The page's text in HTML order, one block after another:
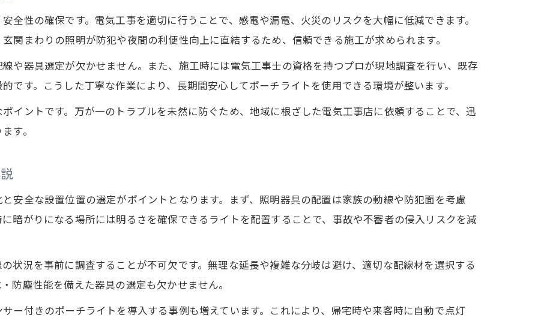
電気工事で実現する美しい玄関周りの演出
照明と電気工事が暮らしに与える効果
快適な生活へ導く最新の照明工事事例
電気工事で快適な暮らしを実現する照明選び
最新ポーチライトと電気工事の成功事例
長く使えるポーチライト設置の秘訣
電気工事で長寿命のポーチライトを実現
快適な暮らしを支える電気工事の秘訣
電気工事業者が教える耐久性の高い施工
長期的視点で選ぶ電気工事のポイント
全性の確保です。電気工事を適切に行うことで、感電や漏電、火災のリスクを大幅に低減できます。
関まわりの照明が防犯や夜間の利便性向上に直結するため、信頼できる施工が求められます。
や器具選定が欠かせません。また、施工時には電気工事士の資格を持つプロが現地調査を行い、既存
です。こうした丁寧な作業により、長期間安心してポーチライトを使用できる環境が整います。
イントです。万が一のトラブルを未然に防ぐため、地域に根ざした電気工事店に依頼することで、迅
す。
安全な設置位置の選定がポイントとなります。まず、照明器具の配置は家族の動線や防犯面を考慮
暗がりになる場所には明るさを確保できるライトを配置することで、事故や不審者の侵入リスクを減
状況を事前に調査することが不可欠です。無理な延長や複雑な分岐は避け、適切な配線材を選択する
防塵性能を備えた器具の選定も欠かせません。
ー付きのポーチライトを導入する事例も増えています。これにより、帰宅時や来客時に自動で点灯